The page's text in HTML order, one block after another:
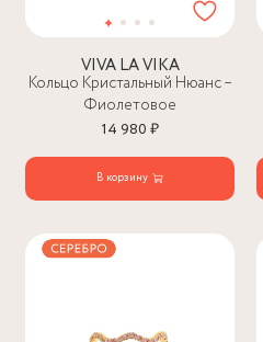
VIVA LA VIKA
Кольцо Кристальный Нюанс –
Фиолетовое
14 980 ₽
В корзину